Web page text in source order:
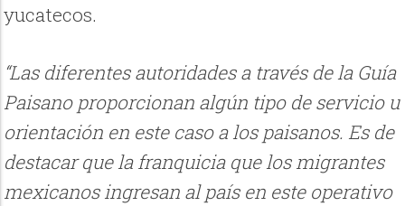
yucatecos.
“Las diferentes autoridades a través de la Guía
Paisano proporcionan algún tipo de servicio u
orientación en este caso a los paisanos. Es de
destacar que la franquicia que los migrantes
mexicanos ingresan al país en este operativo